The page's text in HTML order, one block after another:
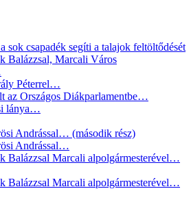
sok csapadék segíti a talajok feltöltődését
Balázzsal, Marcali Város
Péterrel…
az Országos Diákparlamentbe…
lánya…
Andrással… (második rész)
Andrással…
Balázzsal Marcali alpolgármesterével…
Balázzsal Marcali alpolgármesterével…